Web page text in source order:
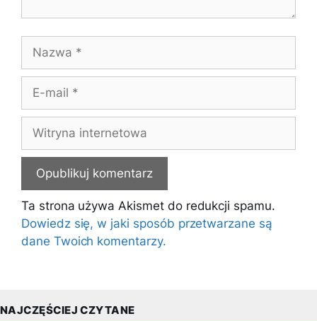
Nazwa
Witryna
internetowa
Ta strona używa Akismet do redukcji spamu.
Dowiedz się, w jaki sposób przetwarzane są
dane Twoich komentarzy.
NAJCZĘŚCIEJ CZYTANE